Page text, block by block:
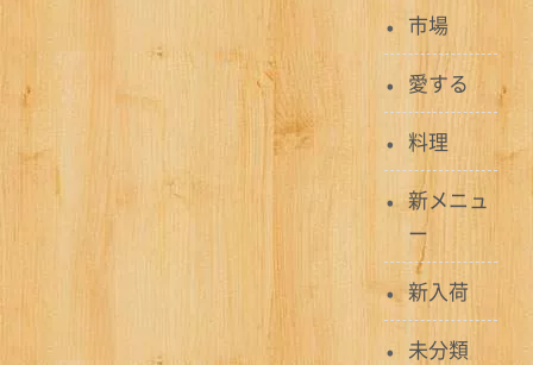
市場
愛する
料理
新メニュ
ー
新入荷
未分類